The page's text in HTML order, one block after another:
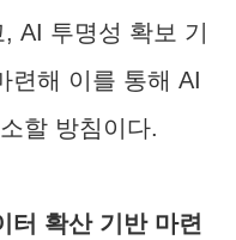
AI 투명성 확보 기
련해 이를 통해 AI
할 방침이다.
터 확산 기반 마련